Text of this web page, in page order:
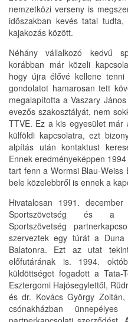
nemzetközi verseny is
időszakban kevés tatai
kajakozás között.
Néhány vállalkozó kedvű
korábban már közeli
hogy újra élővé kellene
gondolatot hamarosan tett
megalapította a Vaszary
evezős szakosztályát, nem
TTVE. Ez a kis egyesület
külföldi kapcsolatra, ezt
alpítás után kontaktust
Ennek eredményeképpen
tart fenn a Wormsi Blau-Weiss
bele közelebbről is ennek a
Hivatalosan 1991.
Sportszövetség és a
Sportszövetség
szerveztek egy túrát a Duna
Balatonra. Ezt az utat
előfutárának is. 1994.
küldöttséget fogadott a Tata-
Esztergomi Hajósegylettől,
és dr. Kovács György
csónakházban